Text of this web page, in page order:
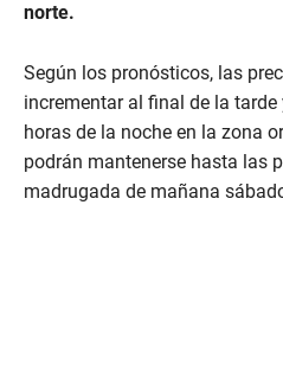
norte.
Según los pronósticos, las
incrementar al final de la
horas de la noche en la zona
podrán mantenerse hasta las
madrugada de mañana